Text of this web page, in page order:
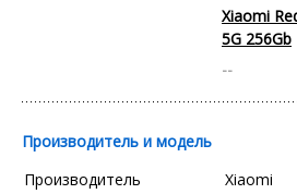
Xiaomi
5G 256Gb
--
Производитель и модель
Производитель
Xiaomi